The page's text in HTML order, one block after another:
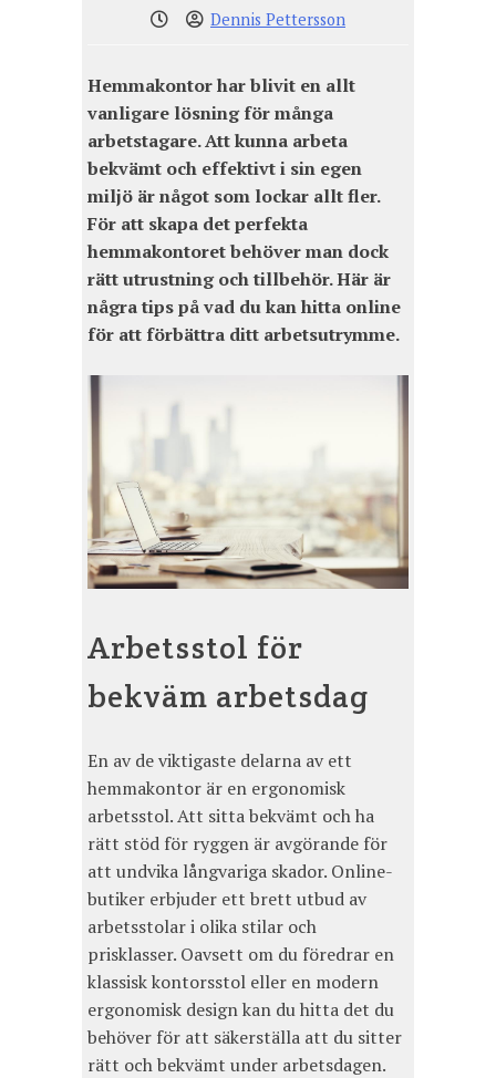
Dennis Pettersson
Hemmakontor har blivit en allt
vanligare lösning för många
arbetstagare. Att kunna arbeta
bekvämt och effektivt i sin egen
miljö är något som lockar allt fler.
För att skapa det perfekta
hemmakontoret behöver man dock
rätt utrustning och tillbehör. Här är
några tips på vad du kan hitta online
för att förbättra ditt arbetsutrymme.
Arbetsstol för
bekväm arbetsdag
En av de viktigaste delarna av ett
hemmakontor är en ergonomisk
arbetsstol. Att sitta bekvämt och ha
rätt stöd för ryggen är avgörande för
att undvika långvariga skador. Online-
butiker erbjuder ett brett utbud av
arbetsstolar i olika stilar och
prisklasser. Oavsett om du föredrar en
klassisk kontorsstol eller en modern
ergonomisk design kan du hitta det du
behöver för att säkerställa att du sitter
rätt och bekvämt under arbetsdagen.